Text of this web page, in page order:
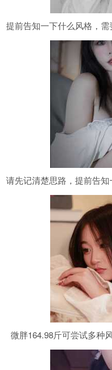
提前告知一下什么风格，
请先记清楚思路，提前告
了。。至少，需要提前沟
想要的大概的东
微胖164.98斤可尝试多种